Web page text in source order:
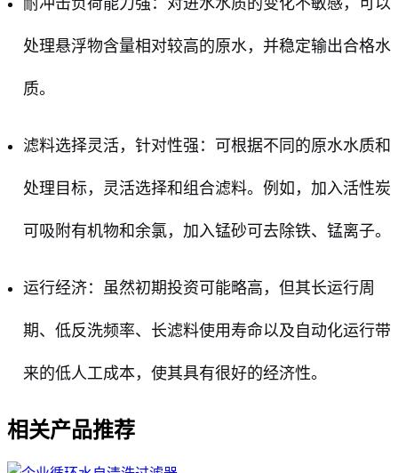
处理悬浮物含量相对较高的原水，并稳定输出合格水
质。
滤料选择灵活，针对性强：可根据不同的原水水质和
处理目标，灵活选择和组合滤料。例如，加入活性炭
可吸附有机物和余氯，加入锰砂可去除铁、锰离子。
运行经济：虽然初期投资可能略高，但其长运行周
期、低反洗频率、长滤料使用寿命以及自动化运行带
来的低人工成本，使其具有很好的经济性。
相关产品推荐